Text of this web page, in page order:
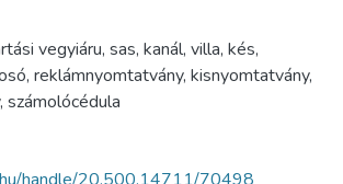
vegyiáru, sas, kanál, villa, kés,
, reklámnyomtatvány, kisnyomtatvány,
, számolócédula